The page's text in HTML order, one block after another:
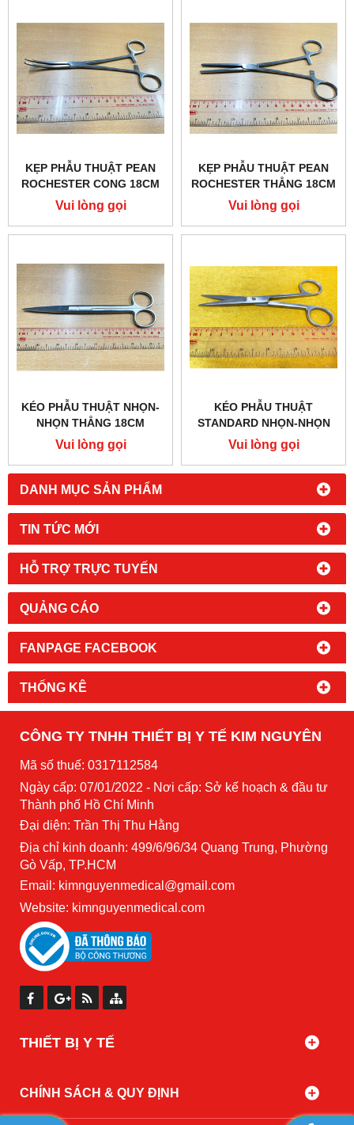
DANH MỤC SẢN PHẨM
TIN TỨC MỚI
HỖ TRỢ TRỰC TUYẾN
QUẢNG CÁO
FANPAGE FACEBOOK
THỐNG KÊ
KẸP PHẪU THUẬT PEAN
ROCHESTER CONG 18CM
G14.14.0221.18
Vui lòng gọi
KẸP PHẪU THUẬT PEAN
ROCHESTER THẲNG 18CM
G14.14.0220.18
Vui lòng gọi
KÉO PHẪU THUẬT NHỌN-
NHỌN THẲNG 18CM
G14.10.0014.18
Vui lòng gọi
KÉO PHẪU THUẬT
STANDARD NHỌN-NHỌN
THẲNG 15CM HILBRO
10.0014.15
Vui lòng gọi
CÔNG TY TNHH THIẾT BỊ Y TẾ KIM NGUYÊN
Mã số thuế: 0317112584
Ngày cấp: 07/01/2022 - Nơi cấp: Sở kế hoạch & đầu tư
Thành phố Hồ Chí Minh
Đại diện: Trần Thị Thu Hằng
Địa chỉ kinh doanh: 499/6/96/34 Quang Trung, Phường
Gò Vấp, TP.HCM
Email: kimnguyenmedical@gmail.com
Website: kimnguyenmedical.com
THIẾT BỊ Y TẾ
CHÍNH SÁCH & QUY ĐỊNH